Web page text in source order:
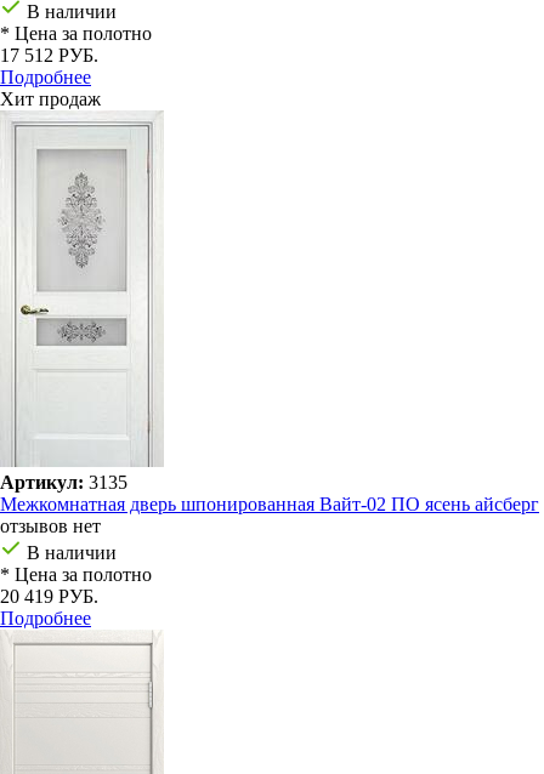
В наличии
* Цена за полотно
17 512 РУБ.
Подробнее
Хит продаж
Артикул: 3135
Межкомнатная дверь шпонированная Вайт-02 ПО ясень айсберг
отзывов нет
В наличии
* Цена за полотно
20 419 РУБ.
Подробнее